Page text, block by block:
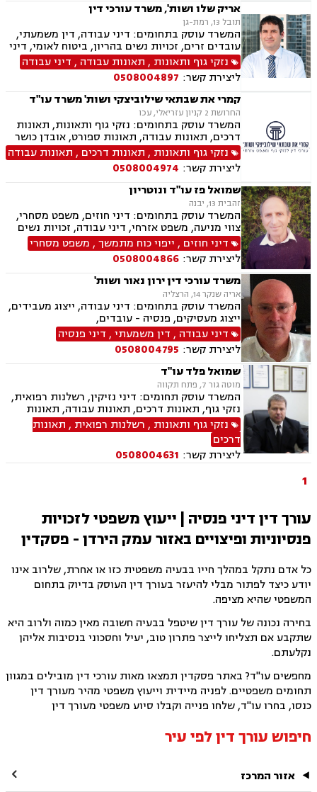
אריק שלו ושות', משרד עורכי דין
תובל 13, רמת-גן
המשרד עוסק בתחומים: דיני עבודה, דין משמעתי,
עובדים זרים, זכויות נשים בהריון, ביטוח לאומי, דיני
ביטוח, ביטוח סיעודי , דיני פנסיה, צווי מניעה, אזרחי
מסחרי, קניין רוחני, זכויות יוצרים, דיני תאגידים,
פירוקים והקפאות הליכים, פשיטת רגל, ליווי עסקי,
נזיקין, רשלנות רפואית, רשלנות רפואית- הריון
ולידה, נזקי גוף, תאונות עקב רשלנות, תאונות
תלמידים, אבדן כושר עבודה , תאונות ספורט,
בריאות הנפש, לשון הרע, דיני צבא ובטחון, נכי צה"ל,
נפגעי טרור , תביעות יצוגיות
נזקי גוף ותאונות , תאונות עבודה , דיני עבודה
ליצירת קשר: 0508004897
קמרי את שבתאי שילוביצקי ושות' משרד עו"ד
החרושת 2 קניון עזריאלי, עכו
המשרד עוסק בתחומים: נזקי גוף ותאונות, תאונות
דרכים, תאונות עבודה, תאונות ספורט, אובדן כושר
עבודה, תאונות תלמידים, תאונות עקב רשלנות,
תביעות ביטוח ונזקי רכוש, ביטוח סיעודי, דיני
פנסיה, נזקי רכוש, פטור ממס הכנסה מסיבות
רפואיות
נזקי גוף ותאונות , תאונות דרכים , תאונות עבודה
ליצירת קשר: 0508004974
שמואל פז עו"ד ונוטריון
זהבית 13, יבנה
המשרד עוסק בתחומים: דיני חוזים, משפט מסחרי,
צווי מניעה, משפט אזרחי, דיני עבודה, זכויות נשים
בהריון, תביעות ביטוח ונזקי רכוש, ביטוח סיעודי,
דיני פנסיה, מקרקעין ונדל"ן, תכנון ובניה, דיור מוגן,
ליקויי בניה, עזקאות מכר דירה, פינוי מושכר, רשות
מקרקעי ישראל, צווי הריסה, דיני משפחה, ידועים
בציבור, אפוטרופסות, הסכמי ממון, גירושין, חלוקת
רכוש, מעמד אישי, דיני חברות, הוצאה לפועל,
מחיקת רישום פלילי, תעבורה, פש"ר, חדלות פירעון,
לשון הרע, ירושות וצוואות, נוטריון, נוטריון אנגלית
דיני חוזים , ייפוי כוח מתמשך, משפט מסחרי
ליצירת קשר: 0508004866
משרד עורכי דין ירון נאור ושות'
אריה שנקר 14, הרצליה
המשרד עוסק בתחומים: דיני עבודה, ייצוג מעבידים,
ייצוג מעסיקים, פנסיה - עובדים,
דיני עבודה , דין משמעתי, דיני פנסיה
ליצירת קשר: 0508004795
שמואל פלד עו"ד
מוטה גור 7, פתח תקווה
המשרד עוסק תחומים: דיני נזיקין, רשלנות רפואית,
נזקי גוף, תאונות דרכים, תאונות עבודה, תאונות
תלמידים, ביטוח חיים, אובדן כושר עבודה, ביטוח
סיעודי, נכי צה"ל, תביעות ביטוח, נזקי רכוש, דיני
עבודה, דיני פנסיה, פירוקים והקפאות הליכים,
מקרקעין ונדל"ן, עסקאות מכר דירה, הפקעות
נזקי גוף ותאונות , רשלנות רפואית , תאונות
דרכים
ליצירת קשר: 0508004631
1
עורך דין דיני פנסיה | ייעוץ משפטי לזכויות
פנסיוניות ופיצויים באזור עמק הירדן - פסקדין
כל אדם נתקל במהלך חייו בבעיה משפטית כזו או אחרת, שלרוב אינו
יודע כיצד לפתור מבלי להיעזר בעורך דין העוסק בדיוק בתחום
המשפטי שהיא מציפה.
בחירה נכונה של עורך דין שיטפל בבעיה חשובה מאין כמוה ולרוב היא
שתקבע אם תצליחו לייצר פתרון טוב, יעיל וחסכוני בנסיבות אליהן
נקלעתם.
מחפשים עו"ד? באתר פסקדין תמצאו מאות עורכי דין מובילים במגוון
תחומים משפטיים. לפניה מיידית וייעוץ משפטי מהיר מעורך דין
כנסו, בחרו עו"ד, שלחו פנייה וקבלו סיוע משפטי מעורך דין
חיפוש עורך דין לפי עיר
אזור המרכז 